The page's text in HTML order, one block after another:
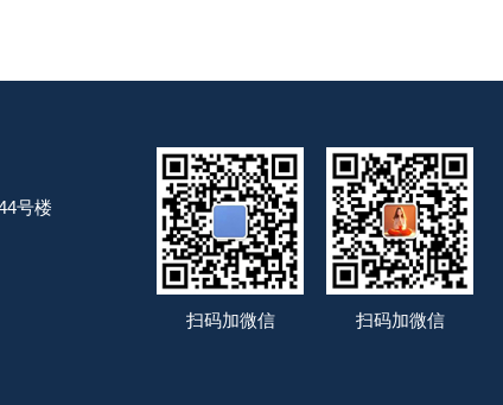
号楼
扫码加微信
扫码加微信